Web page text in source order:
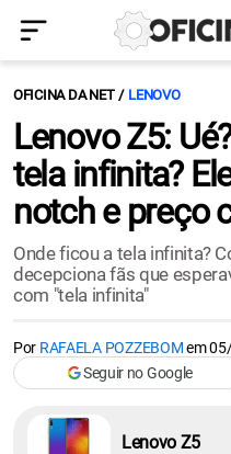
OFICINA DA NET LENOVO
Lenovo Z5:
tela infinita?
notch e preço
Onde ficou a tela infinita?
decepciona fãs que
com "tela infinita"
Por RAFAELA POZZEBOMem
Seguir no Google
Lenovo Z5